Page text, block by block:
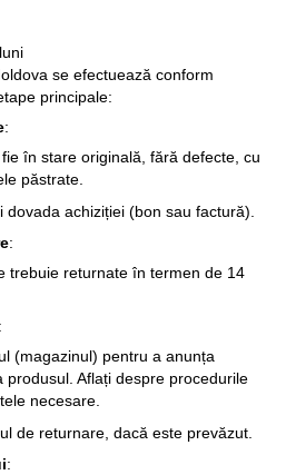
se efectuează conform
principale:
:
în stare originală, fără defecte, cu
păstrate.
dovada achiziției (bon sau factură).
:
trebuie returnate în termen de 14
:
(magazinul) pentru a anunța
produsul. Aflați despre procedurile
necesare.
de returnare, dacă este prevăzut.
: